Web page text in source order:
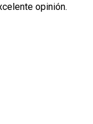
opinión.